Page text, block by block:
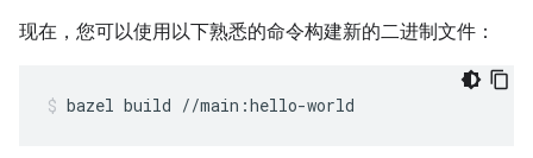
现在，您可以使用以下熟悉的命令构建新的二进制文件：
bazel build //main:hello-world